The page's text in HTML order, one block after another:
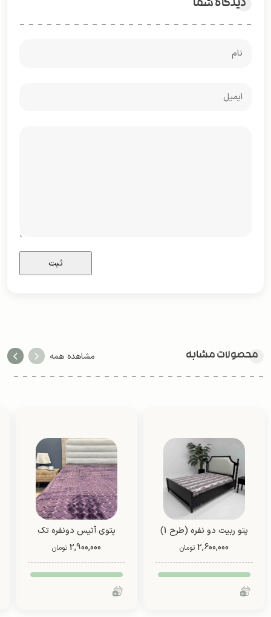
دیدگاه شما
محصولات مشابه مشاهده همه
پتو ربیت دو نفره (طرح 1)
2,600,000 تومان
پتوی آتیس دونفره تک
رنگ از شادیلون (طرح1)
2,900,000 تومان